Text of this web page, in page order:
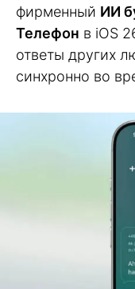
фирменный ИИ
Телефон в iOS
ответы других
синхронно во